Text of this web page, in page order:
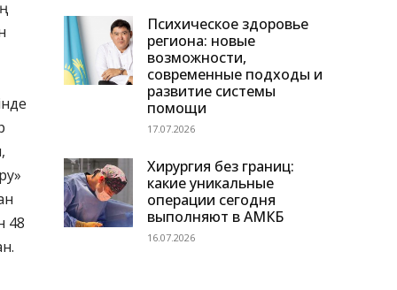
48
Психическое здоровье
региона: новые
возможности,
современные подходы и
развитие системы
помощи
17.07.2026
Хирургия без границ:
какие уникальные
операции сегодня
выполняют в АМКБ
16.07.2026